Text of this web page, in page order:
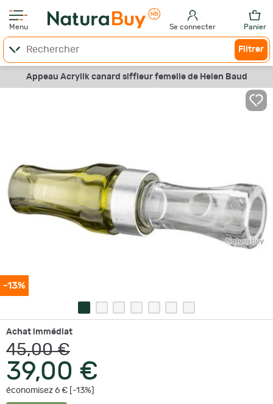
Menu Se connecter Panier
Filtrer
Appeau Acrylik canard siffleur femelle de Helen Baud
-13%
Achat immédiat
45,00 €
39,00 €
économisez 6 € [-13%]